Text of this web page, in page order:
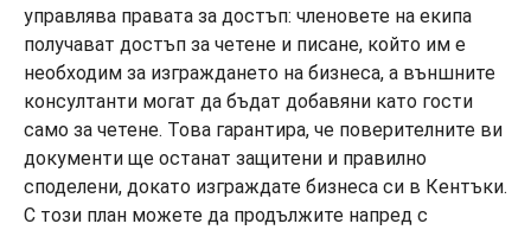
управлява правата за достъп: членовете на екипа
получават достъп за четене и писане, който им е
необходим за изграждането на бизнеса, а външните
консултанти могат да бъдат добавяни като гости
само за четене. Това гарантира, че поверителните ви
документи ще останат защитени и правилно
споделени, докато изграждате бизнеса си в Кентъки.
С този план можете да продължите напред с